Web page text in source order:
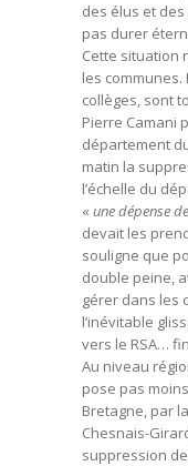
des élus et
pas durer
Cette situation
les
collèges, sont
Pierre Camani
département
matin la
l’échelle du
« une dépense
devait les
souligne que
double peine,
gérer dans les
l’inévitable
vers le RSA…
Au niveau
pose pas
Bretagne, par
Chesnais-
suppression